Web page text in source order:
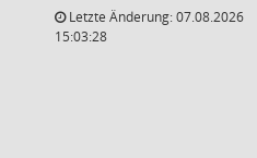
Letzte Änderung: 07.08.2026
15:03:28